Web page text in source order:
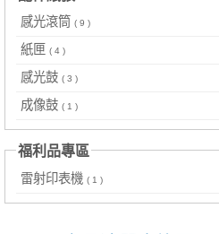
感光滾筒 ( 9 )
紙匣 ( 4 )
感光鼓 ( 3 )
成像鼓 ( 1 )
福利品專區
雷射印表機 ( 1 )